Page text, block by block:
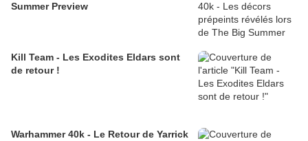
Summer Preview
Kill Team - Les Exodites Eldars sont
de retour !
Warhammer 40k - Le Retour de Yarrick